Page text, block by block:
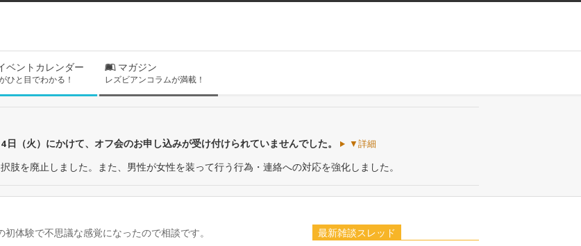
ベントカレンダー
ひと目でわかる！
マガジン
レズビアンコラムが満載！
日（火）にかけて、オフ会のお申し込みが受け付けられていませんでした。 ▼詳細
肢を廃止しました。また、男性が女性を装って行う行為・連絡への対応を強化しました。
初体験で不思議な感覚になったので相談です。 最新雑談スレッド